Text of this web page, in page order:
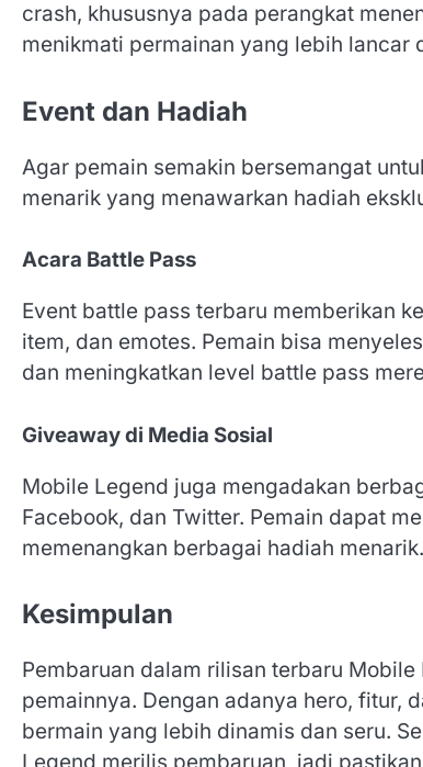
crash, khususnya pada perangkat
menikmati permainan yang lebih lancar
Event dan Hadiah
Agar pemain semakin bersemangat
menarik yang menawarkan hadiah
Acara Battle Pass
Event battle pass terbaru memberikan
item, dan emotes. Pemain bisa
dan meningkatkan level battle pass
Giveaway di Media Sosial
Mobile Legend juga mengadakan
Facebook, dan Twitter. Pemain dapat
memenangkan berbagai hadiah menarik.
Kesimpulan
Pembaruan dalam rilisan terbaru
pemainnya. Dengan adanya hero, fitur,
bermain yang lebih dinamis dan seru.